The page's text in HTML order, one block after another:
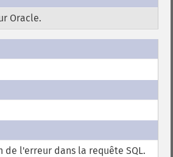
Oracle.
de l'erreur dans la requête SQL.